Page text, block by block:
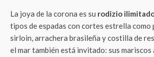
La joya de la corona es su rodizio
tipos de espadas con cortes estrella como
sirloin, arrachera brasileña y costilla de
el mar también está invitado: sus mariscos